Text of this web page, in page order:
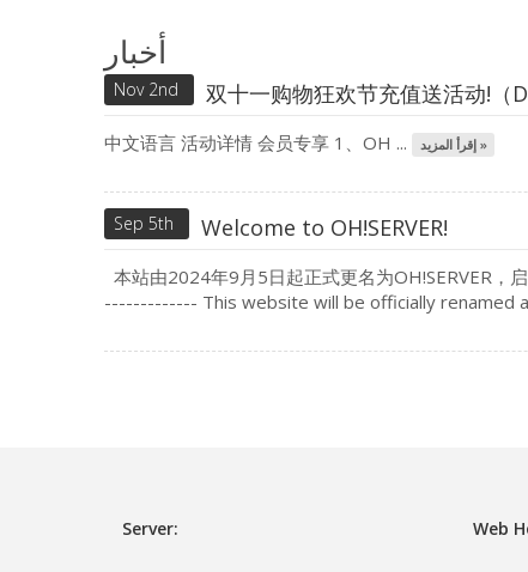
أخبار
Nov 2nd 双十一购物狂欢节充值送活动!
中文语言 活动详情 会员专享 1、OH ... إقرأ المزيد »
Sep 5th Welcome to OH!SERVER!
本站由2024年9月5日起正式更名为OH!SERVER
------------- This website will be officially renamed
Server: Web